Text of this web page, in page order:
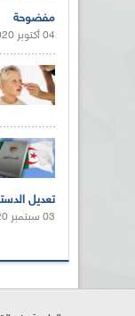
مفضوحة
04 أكتوبر 2020 |
تعديل
03 سبتمبر 2020 |